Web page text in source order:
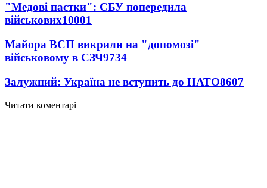
"Медові пастки": СБУ попередила
військових10001
Майора ВСП викрили на "допомозі"
військовому в СЗЧ9734
Залужний: Україна не вступить до НАТО8607
Читати коментарі